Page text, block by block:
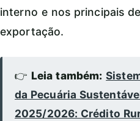
interno e nos principais
exportação.
👉 Leia também:
da Pecuária
2025/2026: Crédito